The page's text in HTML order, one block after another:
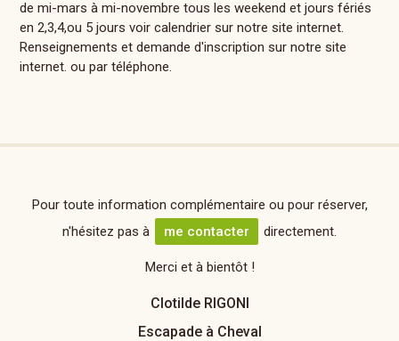
de mi-mars à mi-novembre tous les weekend et jours fériés
en 2,3,4,ou 5 jours voir calendrier sur notre site internet.
Renseignements et demande d'inscription sur notre site
internet. ou par téléphone.
Pour toute information complémentaire ou pour réserver,
n'hésitez pas à
me contacter directement.
Merci et à bientôt !
Clotilde RIGONI
Escapade à Cheval